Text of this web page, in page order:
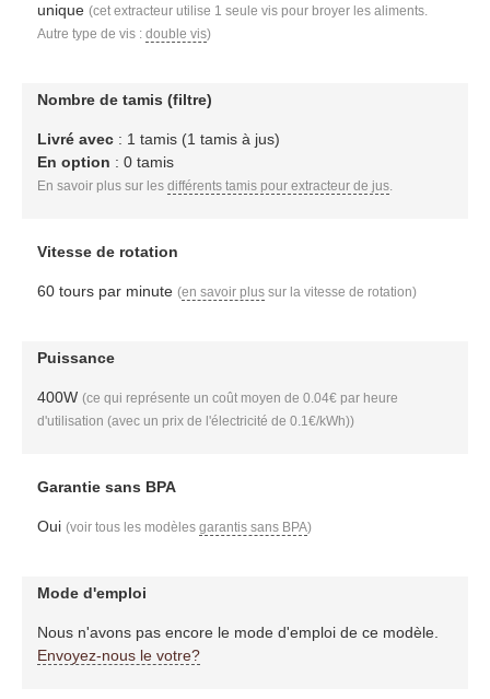
unique (cet extracteur utilise 1 seule vis pour broyer les aliments.
Autre type de vis : double vis)
Nombre de tamis (filtre)
Livré avec: 1 tamis (1 tamis à jus)
En option : 0 tamis
En savoir plus sur les différents tamis pour extracteur de jus.
Vitesse de rotation
60 tours par minute (en savoir plussur la vitesse de rotation)
Puissance
400W (ce qui représente un coût moyen de 0.04€ par heure
d'utilisation (avec un prix de l'électricité de 0.1€/kWh))
Garantie sans BPA
Oui (voir tous les modèles garantis sans BPA)
Mode d'emploi
Nous n'avons pas encore le mode d'emploi de ce modèle.
Envoyez-nous le votre?